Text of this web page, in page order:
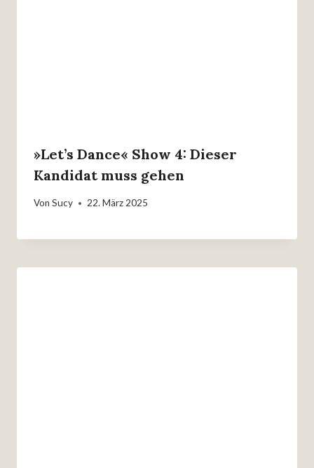
»Let’s Dance« Show 4: Dieser
Kandidat muss gehen
Von Sucy 22. März 2025